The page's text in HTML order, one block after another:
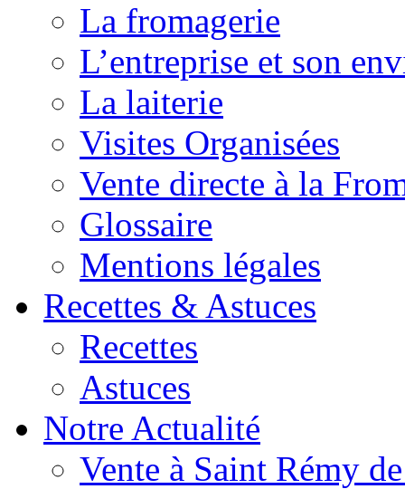
La fromagerie
L’entreprise et son
La laiterie
Visites Organisées
Vente directe à la
Glossaire
Mentions légales
Recettes & Astuces
Recettes
Astuces
Notre Actualité
Vente à Saint Rémy